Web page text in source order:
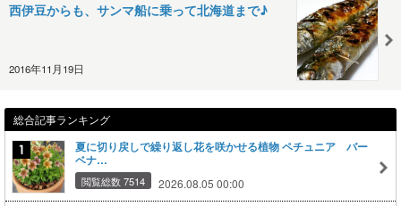
西伊豆からも、サンマ船に乗って北海道まで♪
2016年11月19日
総合記事ランキング
夏に切り戻しで繰り返し花を咲かせる植物 ペチュニア バー
ベナ…
閲覧総数 7514 2026.08.05 00:00